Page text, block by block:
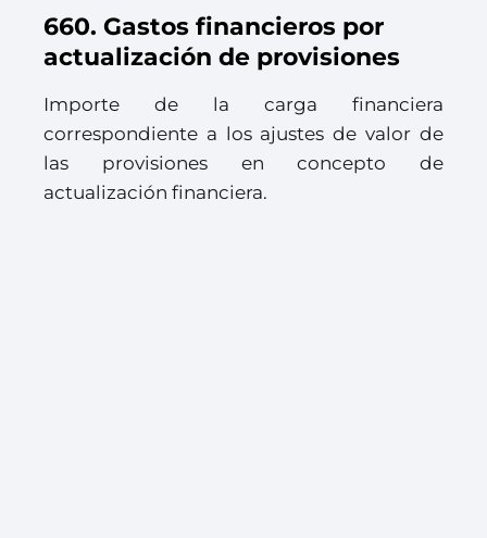
660. Gastos financieros por
actualización de provisiones
Importe de la carga financiera
correspondiente a los ajustes de valor de
las provisiones en concepto de
actualización financiera.